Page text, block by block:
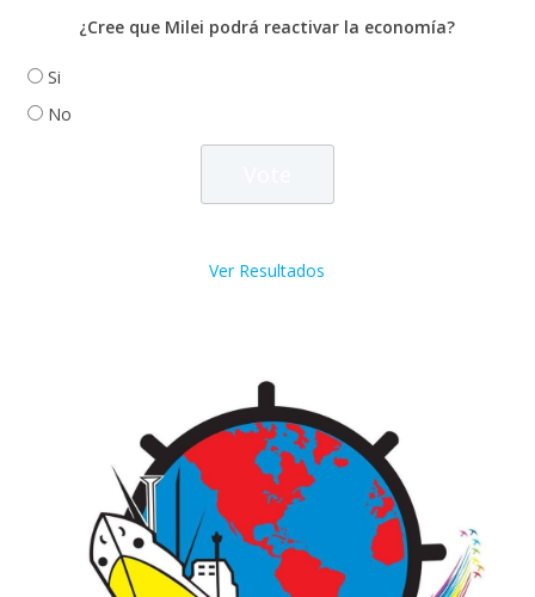
¿Cree que Milei podrá reactivar la economía?
Si
No
Ver Resultados